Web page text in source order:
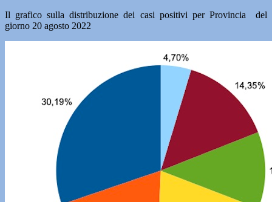
Il grafico sulla distribuzione dei casi positivi per Provincia del
giorno 20 agosto 2022